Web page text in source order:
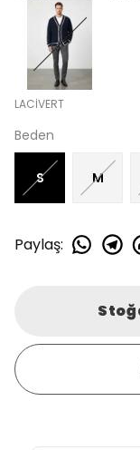
LACİVERT
Beden
S M
Paylaş: